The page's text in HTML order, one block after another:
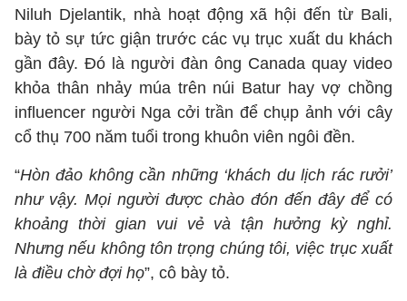
Niluh Djelantik, nhà hoạt động xã hội đến từ Bali,
bày tỏ sự tức giận trước các vụ trục xuất du khách
gần đây. Đó là người đàn ông Canada quay video
khỏa thân nhảy múa trên núi Batur hay vợ chồng
influencer người Nga cởi trần để chụp ảnh với cây
cổ thụ 700 năm tuổi trong khuôn viên ngôi đền.
“Hòn đảo không cần những ‘khách du lịch rác rưởi’
như vậy. Mọi người được chào đón đến đây để có
khoảng thời gian vui vẻ và tận hưởng kỳ nghỉ.
Nhưng nếu không tôn trọng chúng tôi, việc trục xuất
là điều chờ đợi họ”, cô bày tỏ.